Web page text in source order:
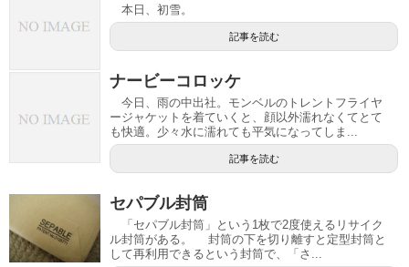
本日、初雪。
記事を読む
ナービーコロッケ
今日、雨の中出社。モンベルのトレントフライヤ
ージャケットを着ていくと、顔以外濡れなくてとて
も快適。少々水に濡れても平気になってしま...
記事を読む
セパブル封筒
「セパブル封筒」という1枚で2度使えるリサイク
ル封筒がある。 封筒の下を切り離すと定型封筒と
して再利用できるという封筒で、「さ...